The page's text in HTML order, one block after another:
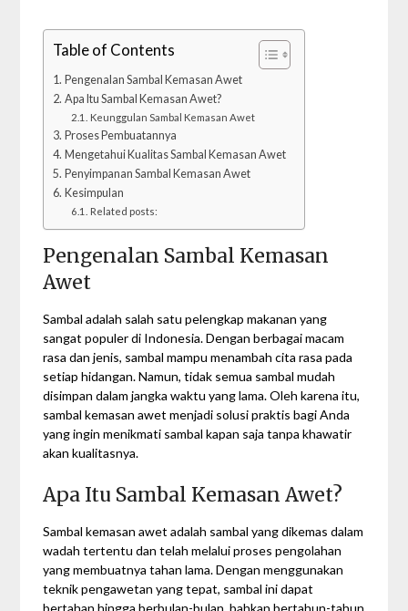
Table of Contents
Pengenalan Sambal Kemasan Awet
Apa Itu Sambal Kemasan Awet?
Keunggulan Sambal Kemasan Awet
Proses Pembuatannya
Mengetahui Kualitas Sambal Kemasan Awet
Penyimpanan Sambal Kemasan Awet
Kesimpulan
Related posts:
Pengenalan Sambal Kemasan
Awet
Sambal adalah salah satu pelengkap makanan yang
sangat populer di Indonesia. Dengan berbagai macam
rasa dan jenis, sambal mampu menambah cita rasa pada
setiap hidangan. Namun, tidak semua sambal mudah
disimpan dalam jangka waktu yang lama. Oleh karena itu,
sambal kemasan awet menjadi solusi praktis bagi Anda
yang ingin menikmati sambal kapan saja tanpa khawatir
akan kualitasnya.
Apa Itu Sambal Kemasan Awet?
Sambal kemasan awet adalah sambal yang dikemas dalam
wadah tertentu dan telah melalui proses pengolahan
yang membuatnya tahan lama. Dengan menggunakan
teknik pengawetan yang tepat, sambal ini dapat
bertahan hingga berbulan-bulan, bahkan bertahun-tahun